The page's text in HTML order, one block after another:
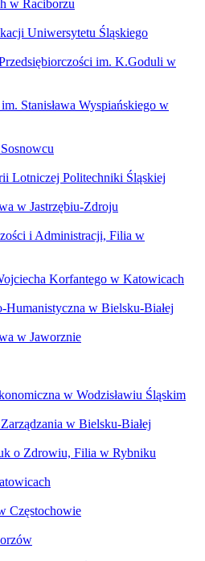
w Raciborzu
Uniwersytetu Śląskiego
im. K.Goduli w
Stanisława Wyspiańskiego w
Lotniczej Politechniki Śląskiej
w Jastrzębiu-Zdroju
i Administracji, Filia w
Korfantego w Katowicach
Humanistyczna w Bielsku-Białej
w Jaworznie
w Wodzisławiu Śląskim
w Bielsku-Białej
o Zdrowiu, Filia w Rybniku
Częstochowie